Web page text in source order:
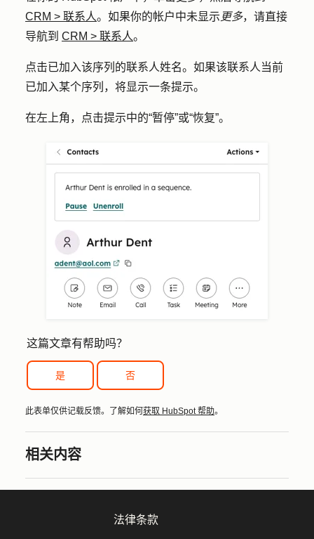
CRM > 联系人。如果你的帐户中未显示 更多，请直接
导航到 CRM > 联系人。
点击已加入该序列的联系人姓名。如果该联系人当前
已加入某个序列，将显示一条提示。
在左上角，点击提示中的“暂停”或“恢复”。
这篇文章有帮助吗？
是 否
此表单仅供记载反馈。了解如何 获取 HubSpot 帮助。
相关内容
法律条款